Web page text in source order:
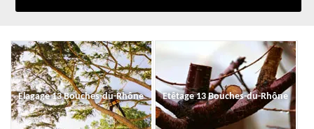
Elagage 13 Bouches-du-Rhône Etêtage 13 Bouches-du-Rhône